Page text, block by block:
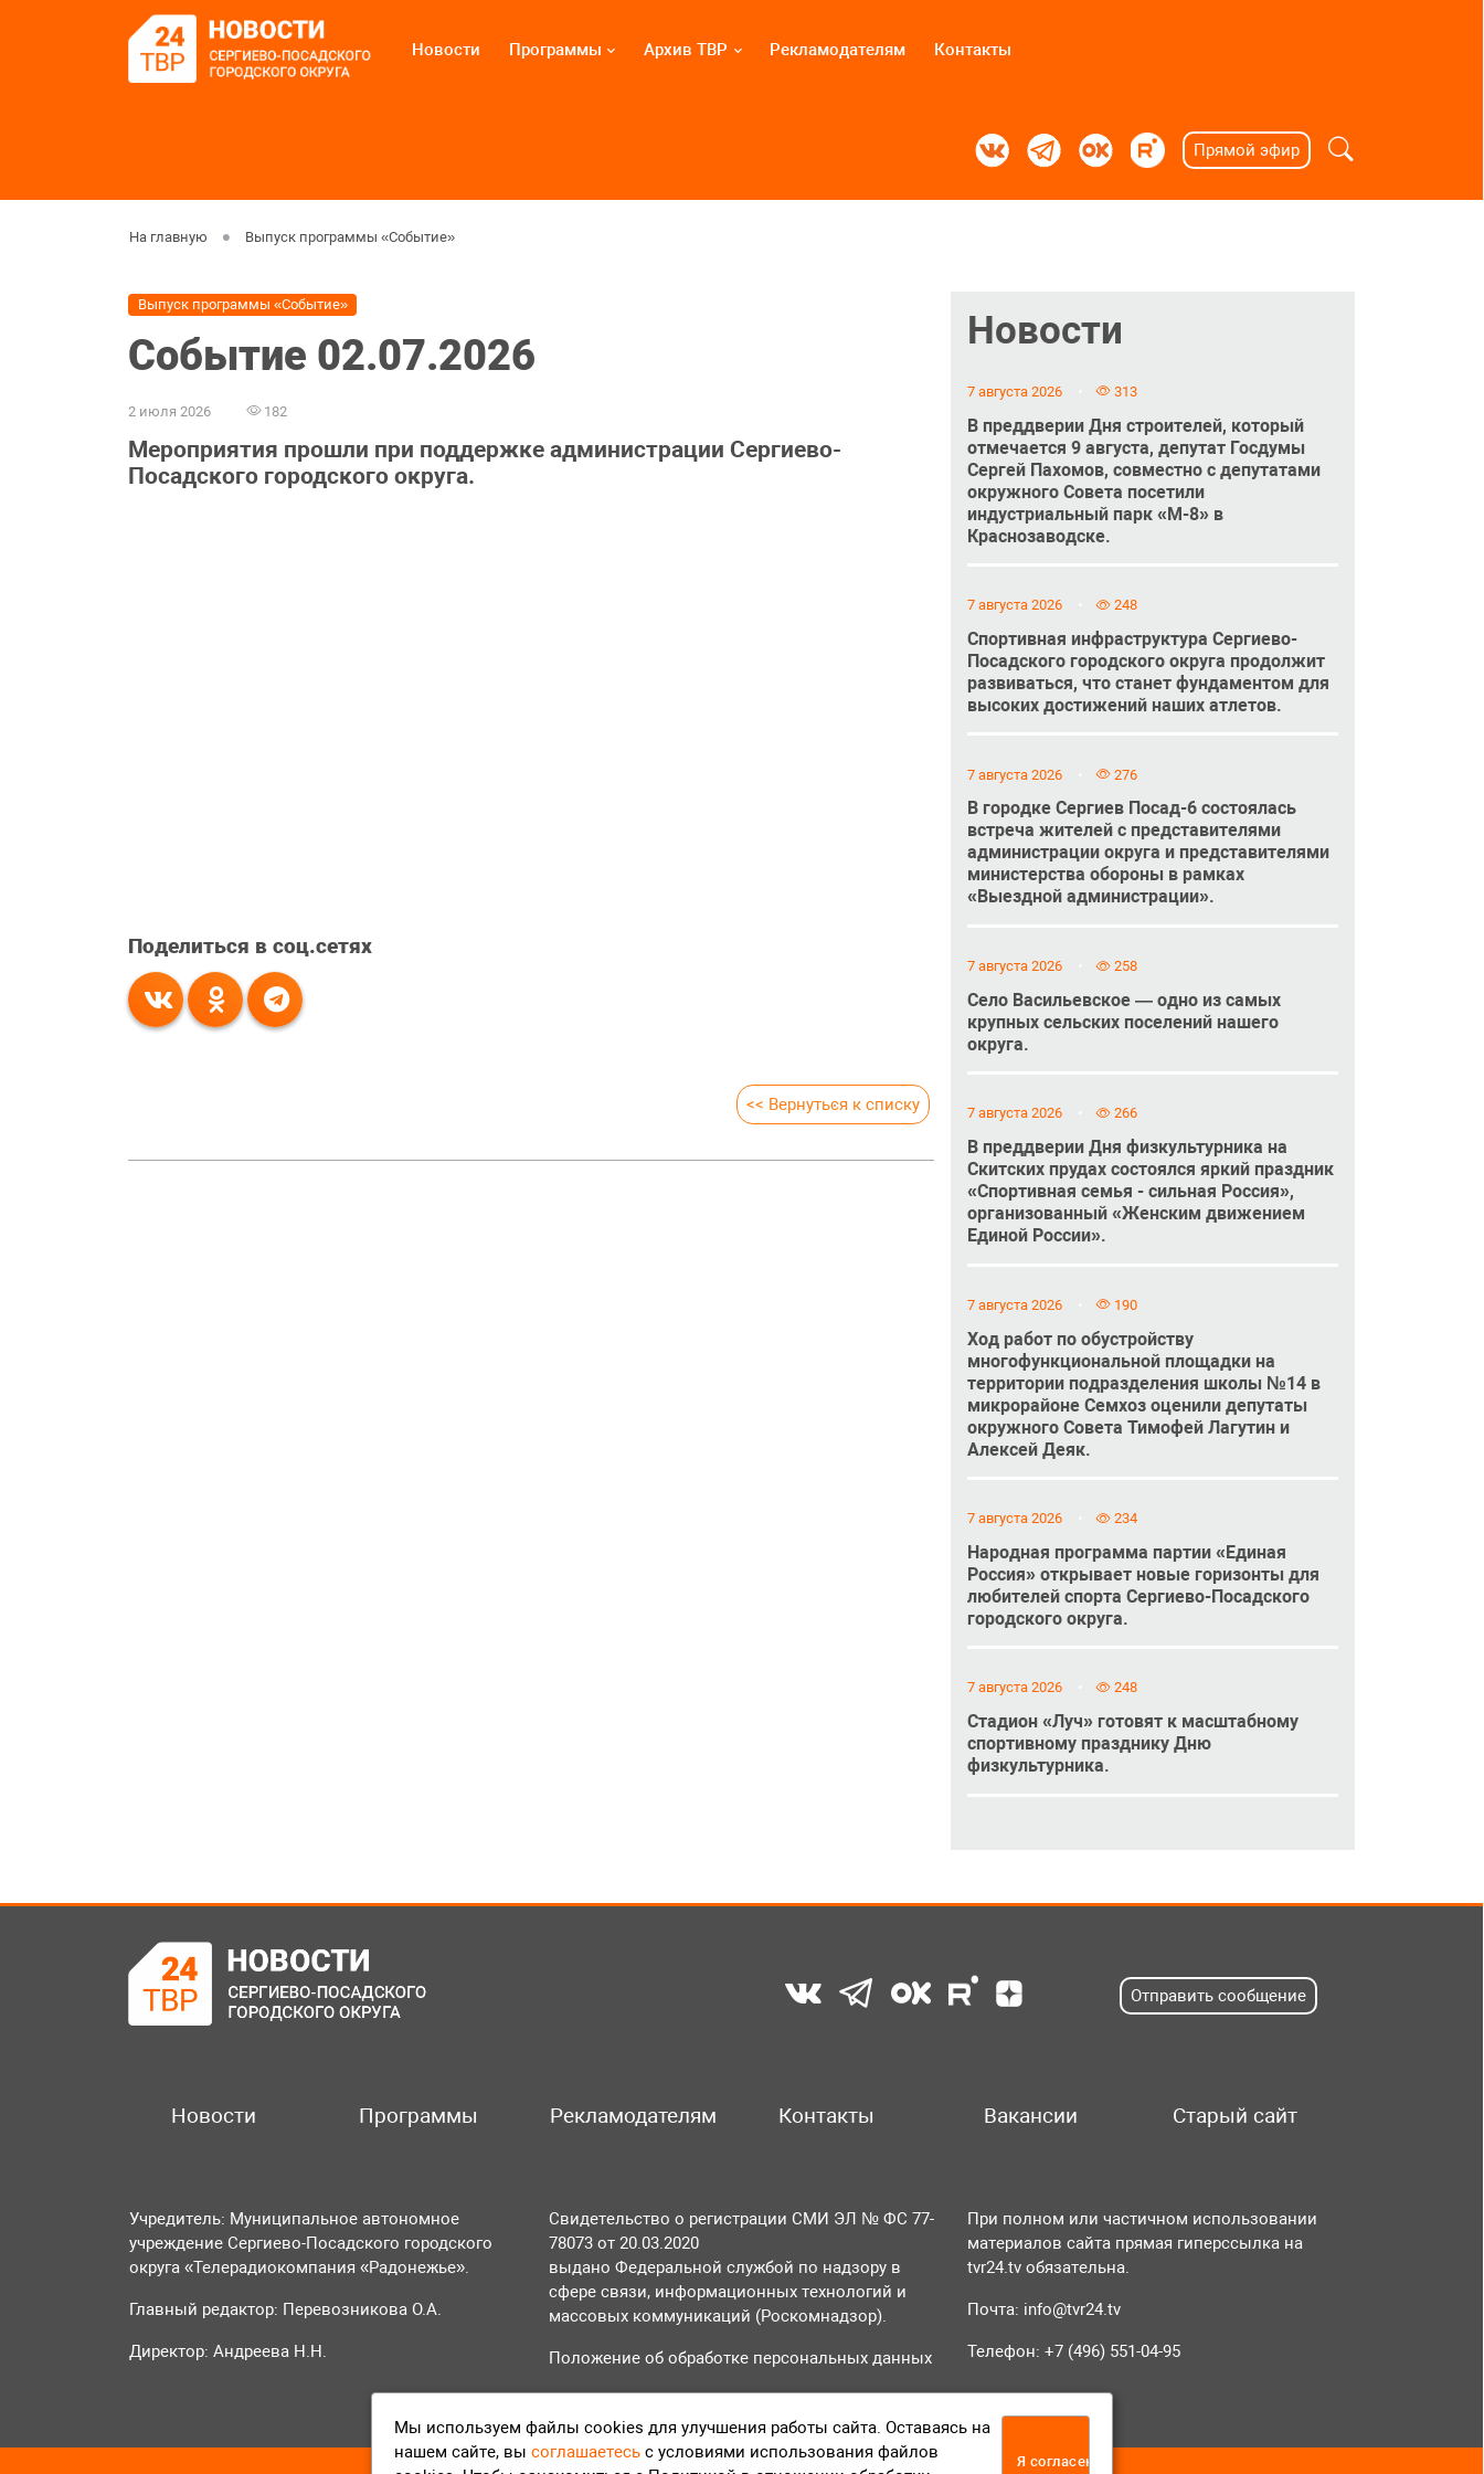
Новости Программы Архив ТВР Рекламодателям Контакты
Прямой эфир
На главную Выпуск программы «Событие»
Выпуск программы «Событие»
Событие 02.07.2026
2 июля 2026 182
Мероприятия прошли при поддержке администрации Сергиево-
Посадского городского округа.
Поделиться в соц.сетях
<< Вернуться к списку
Новости
7 августа 2026 313
В преддверии Дня строителей, который
отмечается 9 августа, депутат Госдумы
Сергей Пахомов, совместно с депутатами
окружного Совета посетили
индустриальный парк «М-8» в
Краснозаводске.
7 августа 2026 248
Спортивная инфраструктура Сергиево-
Посадского городского округа продолжит
развиваться, что станет фундаментом для
высоких достижений наших атлетов.
7 августа 2026 276
В городке Сергиев Посад-6 состоялась
встреча жителей с представителями
администрации округа и представителями
министерства обороны в рамках
«Выездной администрации».
7 августа 2026 258
Село Васильевское — одно из самых
крупных сельских поселений нашего
округа.
7 августа 2026 266
В преддверии Дня физкультурника на
Скитских прудах состоялся яркий праздник
«Спортивная семья - сильная Россия»,
организованный «Женским движением
Единой России».
7 августа 2026 190
Ход работ по обустройству
многофункциональной площадки на
территории подразделения школы №14 в
микрорайоне Семхоз оценили депутаты
окружного Совета Тимофей Лагутин и
Алексей Деяк.
7 августа 2026 234
Народная программа партии «Единая
Россия» открывает новые горизонты для
любителей спорта Сергиево-Посадского
городского округа.
7 августа 2026 248
Стадион «Луч» готовят к масштабному
спортивному празднику Дню
физкультурника.
Отправить сообщение
Новости Программы Рекламодателям Контакты Вакансии Старый сайт
Учредитель: Муниципальное автономное
учреждение Сергиево-Посадского городского
округа «Телерадиокомпания «Радонежье».
Главный редактор: Перевозникова О.А.
Директор: Андреева Н.Н.
Свидетельство о регистрации СМИ ЭЛ № ФС 77-
78073 от 20.03.2020
выдано Федеральной службой по надзору в
сфере связи, информационных технологий и
массовых коммуникаций (Роскомнадзор).
Положение об обработке персональных данных
Согласие на обработку персональных данных
При полном или частичном использовании
материалов сайта прямая гиперссылка на
tvr24.tv обязательна.
Почта: info@tvr24.tv
Телефон: +7 (496) 551-04-95
Мы используем файлы cookies для улучшения работы сайта. Оставаясь на
нашем сайте, вы соглашаетесь с условиями использования файлов
Я согласен